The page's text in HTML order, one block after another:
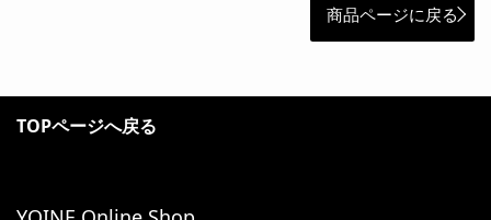
商品ページに戻る
TOPページへ戻る